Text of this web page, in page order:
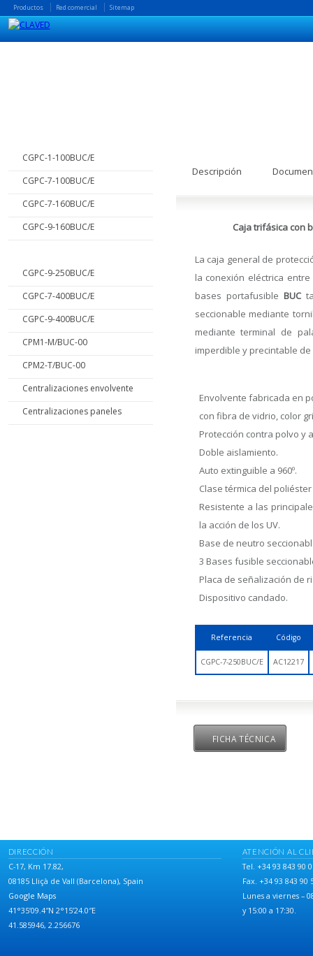
Productos Red comercial Sitemap
CGPC-1-100BUC/E
CGPC-7-100BUC/E
CGPC-7-160BUC/E
CGPC-9-160BUC/E
CGPC-9-250BUC/E
CGPC-7-400BUC/E
CGPC-9-400BUC/E
CPM1-M/BUC-00
CPM2-T/BUC-00
Centralizaciones envolvente
Centralizaciones paneles
Descripción
Caja trifásica con
La caja general de
la conexión eléctrica
bases portafusible BUC
seccionable mediante
mediante terminal de
imperdible y precintable
Envolvente fabricada en
con fibra de vidrio, color
Protección contra polvo y
Doble aislamiento.
Auto extinguible a 960º.
Clase térmica del poliéster
Resistente a las
la acción de los UV.
Base de neutro
3 Bases fusible
Placa de señalización de
Dispositivo candado.
Referencia Código
CGPC-7-250BUC/E AC12217
FICHA TÉCNICA
DIRECCIÓN
C-17, Km 17.82,
08185 Lliçà de Vall (Barcelona), Spain
Google Maps
41°35’09.4″N 2°15’24.0″E
41.585946, 2.256676
ATENCIÓN AL
Tel. +34 93 843 90
Fax. +34 93 843 90
Lunes a viernes –
y 15:00 a 17:30.